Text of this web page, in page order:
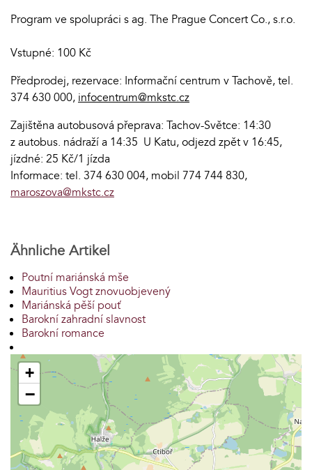
Program ve spolupráci s ag. The Prague Concert Co., s.r.o.
Vstupné: 100 Kč
Předprodej, rezervace: Informační centrum v Tachově, tel.
374 630 000, infocentrum@mkstc.cz
Zajištěna autobusová přeprava: Tachov-Světce: 14:30
z autobus. nádraží a 14:35 U Katu, odjezd zpět v 16:45,
jízdné: 25 Kč/1 jízda
Informace: tel. 374 630 004, mobil 774 744 830,
maroszova@mkstc.cz
Ähnliche Artikel
Poutní mariánská mše
Mauritius Vogt znovuobjevený
Mariánská pěší pouť
Barokní zahradní slavnost
Barokní romance
+
−